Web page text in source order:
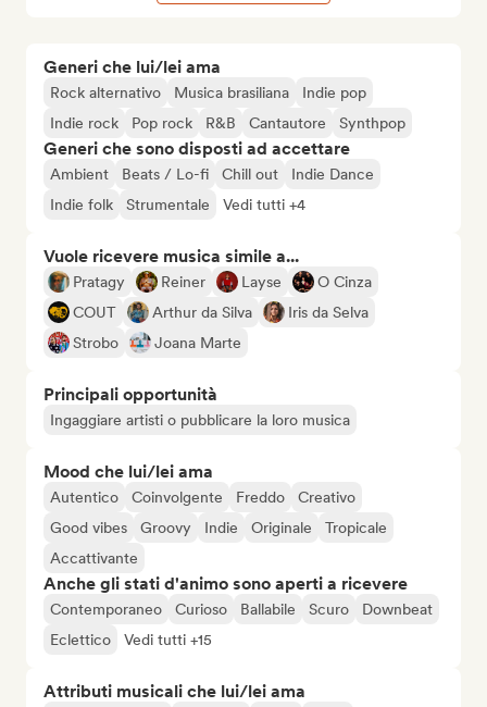
Generi che lui/lei ama
Rock alternativo Musica brasiliana
Indie pop
Indie rock
Pop rock R&B Cantautore Synthpop
Generi che sono disposti ad accettare
Ambient Beats / Lo-fi Chill out
Indie Dance
Indie folk
Strumentale Vedi tutti +4
Vuole ricevere musica simile a...
Pratagy Reiner Layse
O Cinza
COUT
Arthur da Silva
Iris da Selva
Strobo
Joana Marte
Principali opportunità
Ingaggiare artisti o pubblicare la loro musica
Mood che lui/lei ama
Autentico Coinvolgente Freddo
Creativo
Good vibes
Groovy Indie Originale
Tropicale
Accattivante
Anche gli stati d'animo sono aperti a ricevere
Contemporaneo Curioso Ballabile Scuro
Downbeat
Eclettico
Vedi tutti +15
Attributi musicali che lui/lei ama